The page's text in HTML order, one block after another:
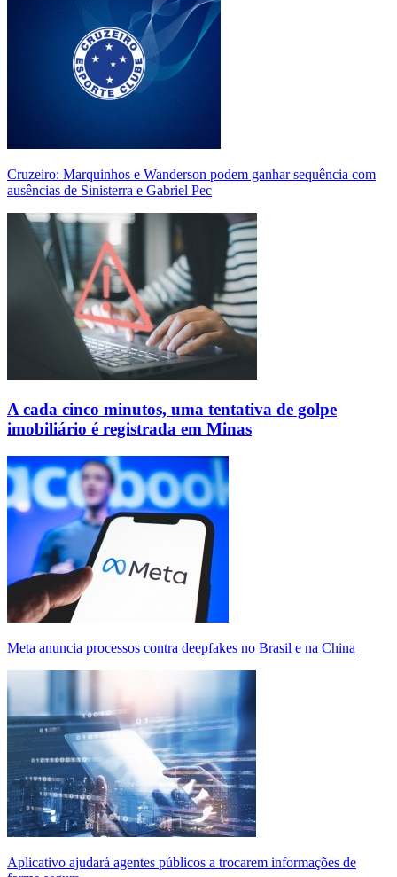
Cruzeiro: Marquinhos e Wanderson podem ganhar sequência com
ausências de Sinisterra e Gabriel Pec
A cada cinco minutos, uma tentativa de golpe
imobiliário é registrada em Minas
Meta anuncia processos contra deepfakes no Brasil e na China
Aplicativo ajudará agentes públicos a trocarem informações de